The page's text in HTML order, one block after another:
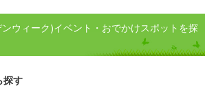
ウィーク)イベント・おでかけスポットを探
探す